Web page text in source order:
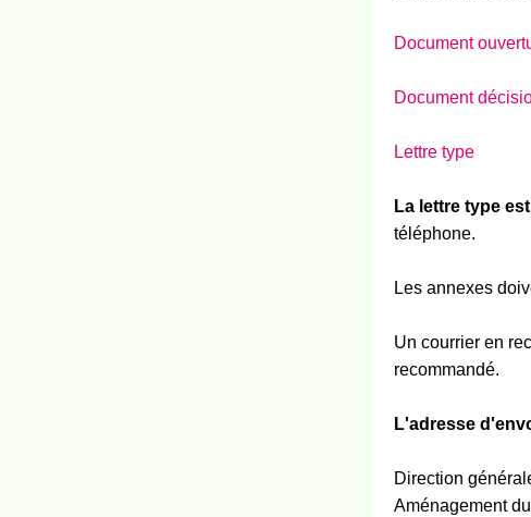
Document
Document
Lettre type
La lettre type
téléphone.
Les annexes
Un courrier en
recommandé.
L'adresse
Direction
Aménagement